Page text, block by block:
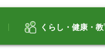
くらし・健康・